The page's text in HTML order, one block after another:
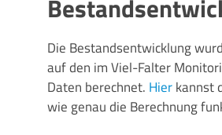
Die Bestandsentwicklung
auf den im Viel-Falter
Daten berechnet. Hierkannst
wie genau die Berechnung